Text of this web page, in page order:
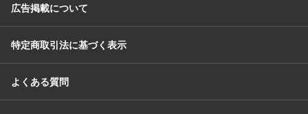
広告掲載について
特定商取引法に基づく表示
よくある質問